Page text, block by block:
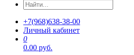
+7(968)638-38-00
Личный кабинет
0
0.00 руб.